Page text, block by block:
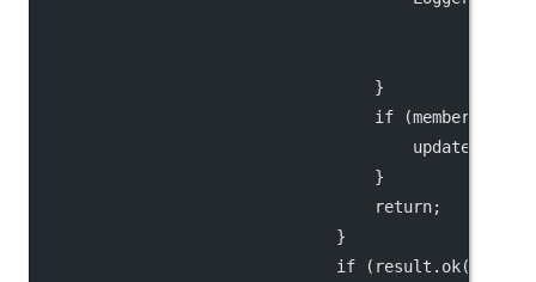
                                    }
if (memberNew !=
                                    }
                                    return;
                                }
                                if (result.ok()) {